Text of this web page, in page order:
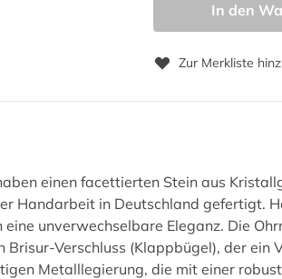
In den
Zur Merkliste
einen facettierten Stein aus
Handarbeit in Deutschland gefertigt.
unverwechselbare Eleganz. Die
Brisur-Verschluss (Klappbügel), der ein
Metalllegierung, die mit einer